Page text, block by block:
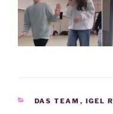
KATEGORIEN
DAS TEAM , IGEL